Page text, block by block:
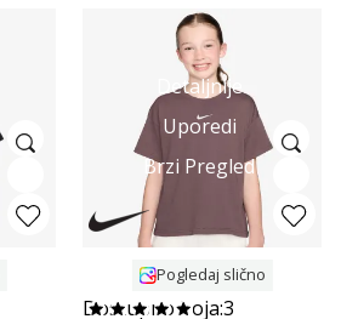
Detaljnije
Uporedi
Brzi Pregled
Pogledaj slično
Dostupno boja:3